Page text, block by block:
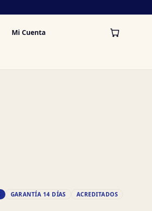
Mi Cuenta
GARANTÍA 14 DÍAS ACREDITADOS